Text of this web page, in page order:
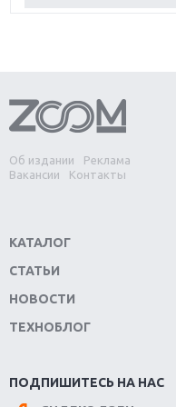
Обзор игры Forza
Две важных новинки
Divinity Original Sin 2
Switch
Обзор игры The Crew
Важнейшие анонсы E3
Крупнейшие релизы
Об издании
Реклама
Вакансии
Контакты
КАТАЛОГ
СТАТЬИ
НОВОСТИ
ТЕХНОБЛОГ
ПОДПИШИТЕСЬ НА НАС